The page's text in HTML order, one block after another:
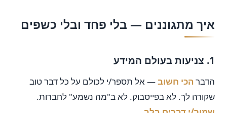
איך מתגוננים — בלי פחד ובלי כשפים
1. צניעות בעולם המידע
הדברהכי חשוב— אל תספר/י לכולם על כל דבר טוב
שקורה לך. לא בפייסבוק. לא ב"מה נשמע" לחברות.